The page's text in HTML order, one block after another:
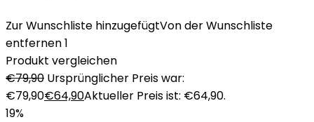
Zur Wunschliste hinzugefügtVon der Wunschliste
entfernen1
Produkt vergleichen
€79,90 Ursprünglicher Preis war:
€79,90€64,90Aktueller Preis ist: €64,90.
19%